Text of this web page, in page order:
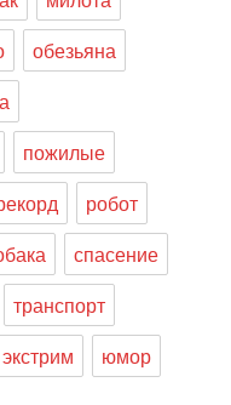
обезьяна
пожилые
робот
спасение
транспорт
экстрим юмор